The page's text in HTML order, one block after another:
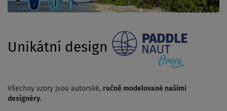
Unikátní design
Všechny vzory jsou autorské, ručně modelované našimi
designéry.